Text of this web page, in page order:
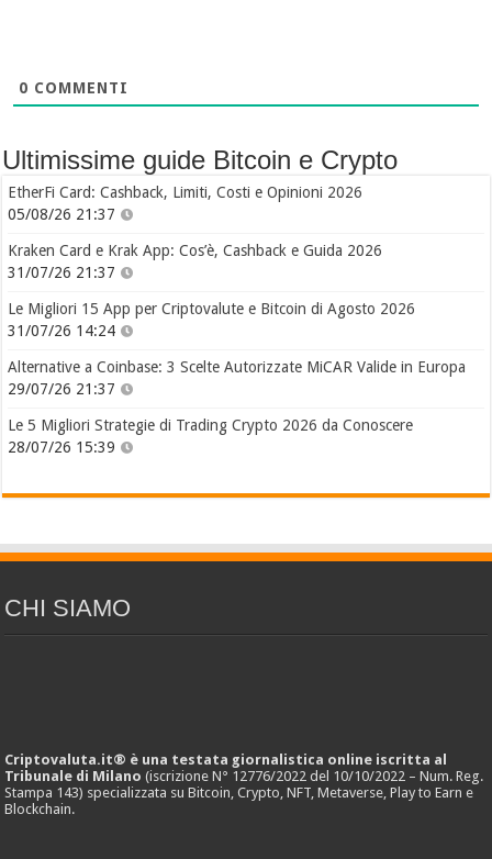
0 COMMENTI
Ultimissime guide Bitcoin e Crypto
EtherFi Card: Cashback, Limiti, Costi e Opinioni 2026
05/08/26 21:37
Kraken Card e Krak App: Cos’è, Cashback e Guida 2026
31/07/26 21:37
Le Migliori 15 App per Criptovalute e Bitcoin di Agosto 2026
31/07/26 14:24
Alternative a Coinbase: 3 Scelte Autorizzate MiCAR Valide in Europa
29/07/26 21:37
Le 5 Migliori Strategie di Trading Crypto 2026 da Conoscere
28/07/26 15:39
CHI SIAMO
Criptovaluta.it® è una testata giornalistica online iscritta al
Tribunale di Milano (iscrizione N° 12776/2022 del 10/10/2022 – Num. Reg.
Stampa 143) specializzata su Bitcoin, Crypto, NFT, Metaverse, Play to Earn e
Blockchain.